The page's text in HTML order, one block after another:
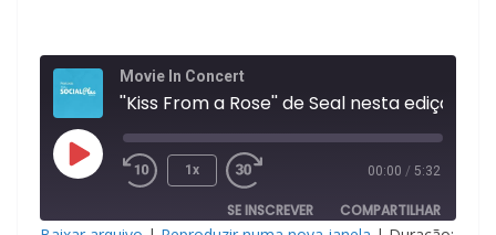
Movie In Concert
Reproduzir
1x 00:00 / 5:32
SE INSCREVER COMPARTILHAR